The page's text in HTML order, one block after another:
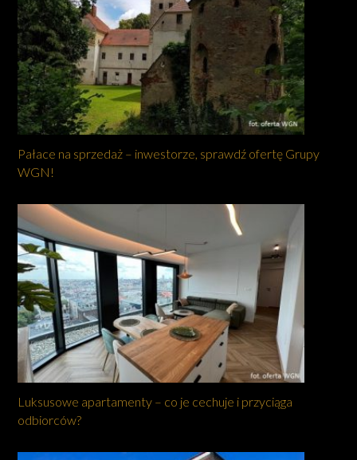
Pałace na sprzedaż – inwestorze, sprawdź ofertę Grupy
WGN!
Luksusowe apartamenty – co je cechuje i przyciąga
odbiorców?